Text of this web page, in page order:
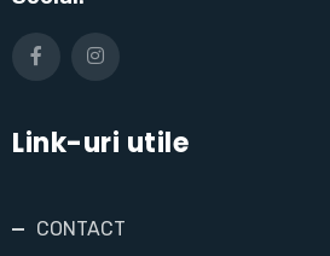
Link-uri utile
CONTACT